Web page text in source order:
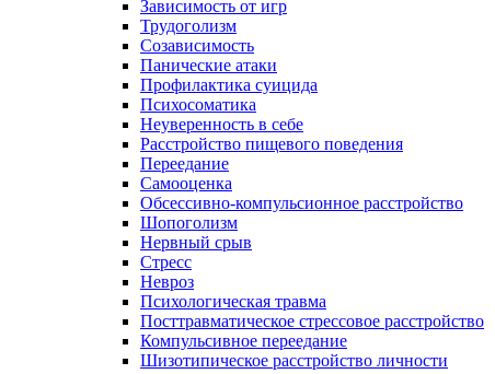
Зависимость от игр
Трудоголизм
Созависимость
Панические атаки
Профилактика суицида
Психосоматика
Неуверенность в себе
Расстройство пищевого поведения
Переедание
Самооценка
Обсессивно-компульсионное расстройство
Шопоголизм
Нервный срыв
Стресс
Невроз
Психологическая травма
Посттравматическое стрессовое расстройство
Компульсивное переедание
Шизотипическое расстройство личности